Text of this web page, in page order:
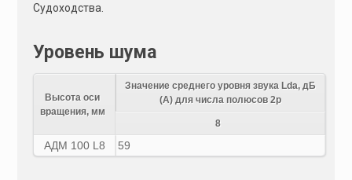
Судоходства.
Уровень шума
Высота оси
вращения, мм
Значение среднего уровня звука Lda, дБ
(А) для числа полюсов 2р
8
АДМ 100 L8 59